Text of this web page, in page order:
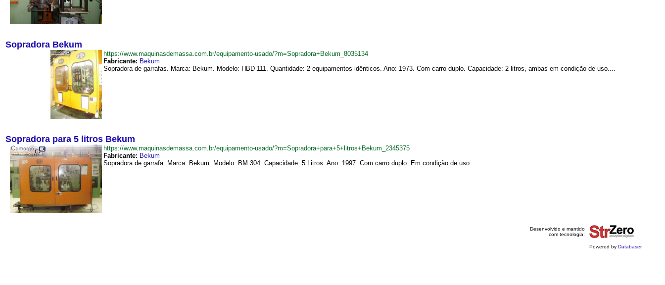
Sopradora Bekum
https://www.maquinasdemassa.com.br/equipamento-usado/?m=Sopradora+Bekum_8035134
Fabricante: Bekum
Sopradora de garrafas. Marca: Bekum. Modelo: HBD 111. Quantidade: 2 equipamentos idênticos. Ano: 1973. Com carro duplo. Capacidade: 2 litros, ambas em condição de uso....
Sopradora para 5 litros Bekum
https://www.maquinasdemassa.com.br/equipamento-usado/?m=Sopradora+para+5+litros+Bekum_2345375
Fabricante: Bekum
Sopradora de garrafa. Marca: Bekum. Modelo: BM 304. Capacidade: 5 Litros. Ano: 1997. Com carro duplo. Em condição de uso....
Desenvolvido e mantido
com tecnologia:
Powered by Databaser